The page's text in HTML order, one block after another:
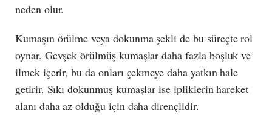
neden olur.
Kumaşın örülme veya dokunma şekli de bu süreçte rol
oynar. Gevşek örülmüş kumaşlar daha fazla boşluk ve
ilmek içerir, bu da onları çekmeye daha yatkın hale
getirir. Sıkı dokunmuş kumaşlar ise ipliklerin hareket
alanı daha az olduğu için daha dirençlidir.